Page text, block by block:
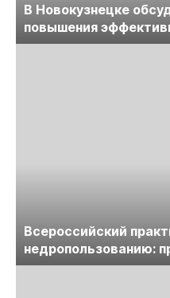
В Новокузнецке
повышения
предприятий
Всероссийский
недропользованию:
лицензирования,